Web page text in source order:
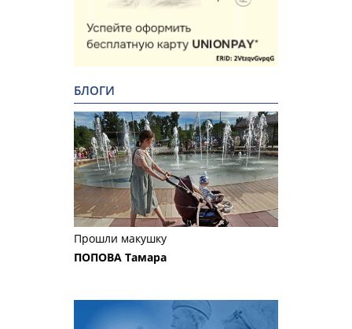
БЛОГИ
Прошли макушку
ПОПОВА Тамара